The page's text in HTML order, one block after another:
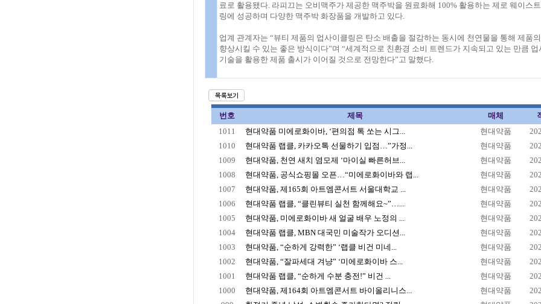
료로 활용됐다. 라피끄는 오비맥주가 제공한 맥주박을 원료화해 100% 활용하는 제로 웨이스
링에 성공하며 다양한 맥주박 화장품을 개발하고 있다.
업계 관계자는 “뷰티 제품의 업사이클링은 탄소 배출을 절감하는 동시에 천연물을 통해 제품
향상시킬 수 있는 좋은 방식이다”며 “세계적으로 친환경 소비 트렌드가 지속되고 있는 만큼 업
기술을 활용한 제품 출시가 이어질 것으로 전망한다”고 말했다.
번호 제목 매체
1011
현대약품 미에로화이바, ‘편의점 톡 쏘는 시그... 현대약품
1010
현대약품 랩클, 카카오톡 선물하기 입점…”가정... 현대약품
1009
현대약품, 천연 새치 염모제 ‘마이실 빠른허브... 현대약품
1008
현대약품, 공식쇼핑몰 오픈…“미에로화이바와 랩... 현대약품
1007
현대약품, 제165회 아트엠콘서트 서울대학교 ... 현대약품
1006
현대약품 랩클, “클린뷰티 실천 함께해요~”…... 현대약품
1005
현대약품, 미에로화이바 새 얼굴 배우 노정의 ... 현대약품
1004
현대약품 랩클, MBN 대국민 미술작가 오디션... 현대약품
1003
현대약품, “순하게 강력한” ‘랩클 비건 미네... 현대약품
1002
현대약품, “잘파세대 겨냥” ‘미에로화이바 스... 현대약품
1001
현대약품 랩클, “순하게 수분 충전!” 비건 ... 현대약품
1000
현대약품, 제164회 아트엠콘서트 바이올리니스... 현대약품